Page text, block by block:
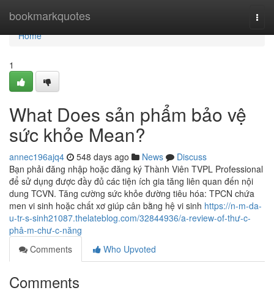
bookmarkquotes
Home
Home
1
What Does sản phẩm bảo vệ
sức khỏe Mean?
annec196ajq4 548 days ago News
Discuss
Bạn phải đăng nhập hoặc đăng ký Thành Viên TVPL Professional
để sử dụng được đầy đủ các tiện ích gia tăng liên quan đến nội
dung TCVN. Tăng cường sức khỏe đường tiêu hóa: TPCN chứa
men vi sinh hoặc chất xơ giúp cân bằng hệ vi sinh https://n-m-da-
u-tr-s-sinh21087.thelateblog.com/32844936/a-review-of-thư-c-
phâ-m-chư-c-năng
Comments
Who Upvoted
Comments